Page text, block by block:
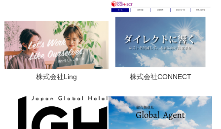
株式会社Ling 株式会社CONNECT